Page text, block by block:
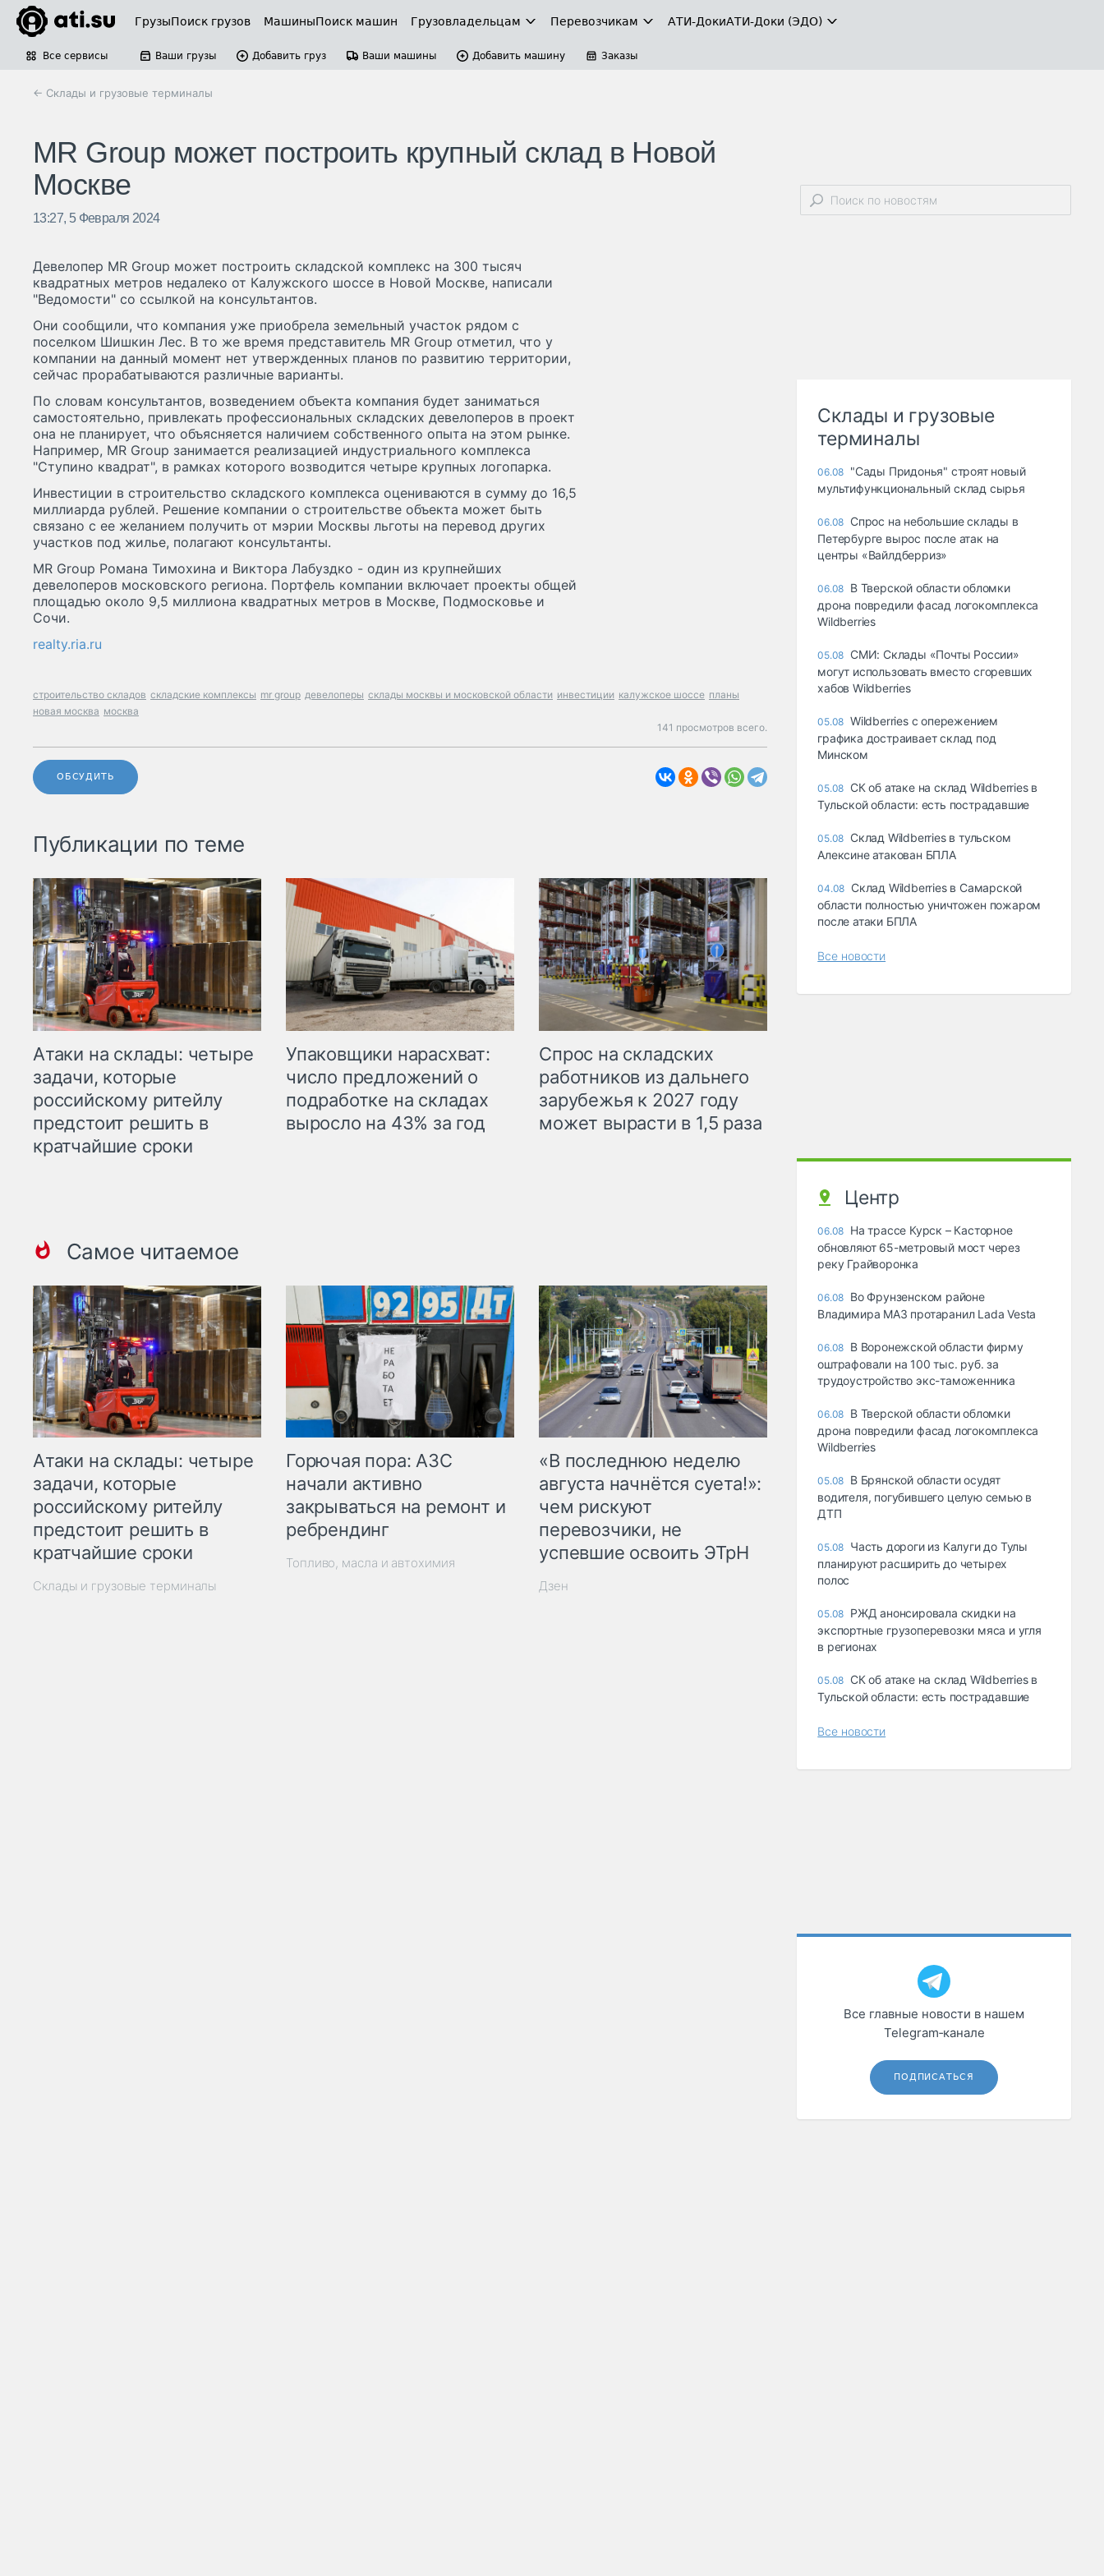
ГрузыПоиск грузов МашиныПоиск машин Грузовладельцам Перевозчикам АТИ-ДокиАТИ-Доки (ЭДО)
Все сервисы Ваши грузы Добавить груз Ваши машины Добавить машину Заказы
← Склады и грузовые терминалы
MR Group может построить крупный склад в Новой
Москве
13:27, 5 Февраля 2024
Девелопер MR Group может построить складской комплекс на 300 тысяч
квадратных метров недалеко от Калужского шоссе в Новой Москве, написали
"Ведомости" со ссылкой на консультантов.
Они сообщили, что компания уже приобрела земельный участок рядом с
поселком Шишкин Лес. В то же время представитель MR Group отметил, что у
компании на данный момент нет утвержденных планов по развитию территории,
сейчас прорабатываются различные варианты.
По словам консультантов, возведением объекта компания будет заниматься
самостоятельно, привлекать профессиональных складских девелоперов в проект
она не планирует, что объясняется наличием собственного опыта на этом рынке.
Например, MR Group занимается реализацией индустриального комплекса
"Ступино квадрат", в рамках которого возводится четыре крупных логопарка.
Инвестиции в строительство складского комплекса оцениваются в сумму до 16,5
миллиарда рублей. Решение компании о строительстве объекта может быть
связано с ее желанием получить от мэрии Москвы льготы на перевод других
участков под жилье, полагают консультанты.
MR Group Романа Тимохина и Виктора Лабуздко - один из крупнейших
девелоперов московского региона. Портфель компании включает проекты общей
площадью около 9,5 миллиона квадратных метров в Москве, Подмосковье и
Сочи.
realty.ria.ru
строительство складов складские комплексы mr group девелоперы склады москвы и московской области инвестиции калужское шоссе планы
новая москва москва
141 просмотров всего.
ОБСУДИТЬ
Публикации по теме
Атаки на склады: четыре
задачи, которые
российскому ритейлу
предстоит решить в
кратчайшие сроки
Упаковщики нарасхват:
число предложений о
подработке на складах
выросло на 43% за год
Спрос на складских
работников из дальнего
зарубежья к 2027 году
может вырасти в 1,5 раза
Самое читаемое
Атаки на склады: четыре
задачи, которые
российскому ритейлу
предстоит решить в
кратчайшие сроки
Склады и грузовые терминалы
Горючая пора: АЗС
начали активно
закрываться на ремонт и
ребрендинг
Топливо, масла и автохимия
«В последнюю неделю
августа начнётся суета!»:
чем рискуют
перевозчики, не
успевшие освоить ЭТрН
Дзен
Склады и грузовые
терминалы
06.08 "Сады Придонья" строят новый
мультифункциональный склад сырья
06.08 Спрос на небольшие склады в
Петербурге вырос после атак на
центры «Вайлдберриз»
06.08 В Тверской области обломки
дрона повредили фасад логокомплекса
Wildberries
05.08 СМИ: Склады «Почты России»
могут использовать вместо сгоревших
хабов Wildberries
05.08 Wildberries с опережением
графика достраивает склад под
Минском
05.08 СК об атаке на склад Wildberries в
Тульской области: есть пострадавшие
05.08 Склад Wildberries в тульском
Алексине атакован БПЛА
04.08 Склад Wildberries в Самарской
области полностью уничтожен пожаром
после атаки БПЛА
Все новости
Центр
06.08 На трассе Курск – Касторное
обновляют 65-метровый мост через
реку Грайворонка
06.08 Во Фрунзенском районе
Владимира МАЗ протаранил Lada Vesta
06.08 В Воронежской области фирму
оштрафовали на 100 тыс. руб. за
трудоустройство экс-таможенника
06.08 В Тверской области обломки
дрона повредили фасад логокомплекса
Wildberries
05.08 В Брянской области осудят
водителя, погубившего целую семью в
ДТП
05.08 Часть дороги из Калуги до Тулы
планируют расширить до четырех
полос
05.08 РЖД анонсировала скидки на
экспортные грузоперевозки мяса и угля
в регионах
05.08 СК об атаке на склад Wildberries в
Тульской области: есть пострадавшие
Все новости
Все главные новости в нашем
Telegram‑канале
ПОДПИСАТЬСЯ